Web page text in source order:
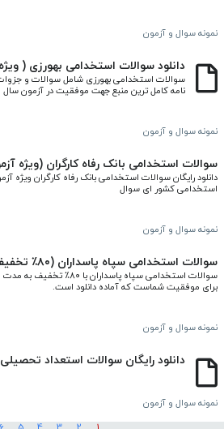
نمونه سوال و آزمون
دانلود سوالات استخدامی بهورزی ( ویژه
نامه کامل ترین منبع جهت موفقیت در آزمون سال 1402 است
نمونه سوال و آزمون
سوالات استخدامی بانک رفاه کارگران (ویژه آزمون
استخدامی کشور ای سوال
نمونه سوال و آزمون
سوالات استخدامی سپاه پاسداران (۸۰٪ تخفیف مدت محدود)
برای موفقیت شماست که آماده دانلود است.
نمونه سوال و آزمون
دانلود رایگان سوالات استعداد تحصیلی
نمونه سوال و آزمون